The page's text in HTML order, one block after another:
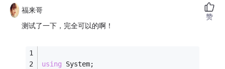
福来哥
测试了一下，完全可以的啊！
using System;
赞